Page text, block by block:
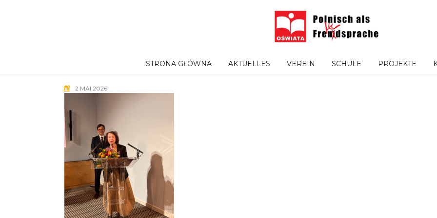
STRONA GŁÓWNA AKTUELLES VEREIN SCHULE PROJEKTE
2 MAI 2026